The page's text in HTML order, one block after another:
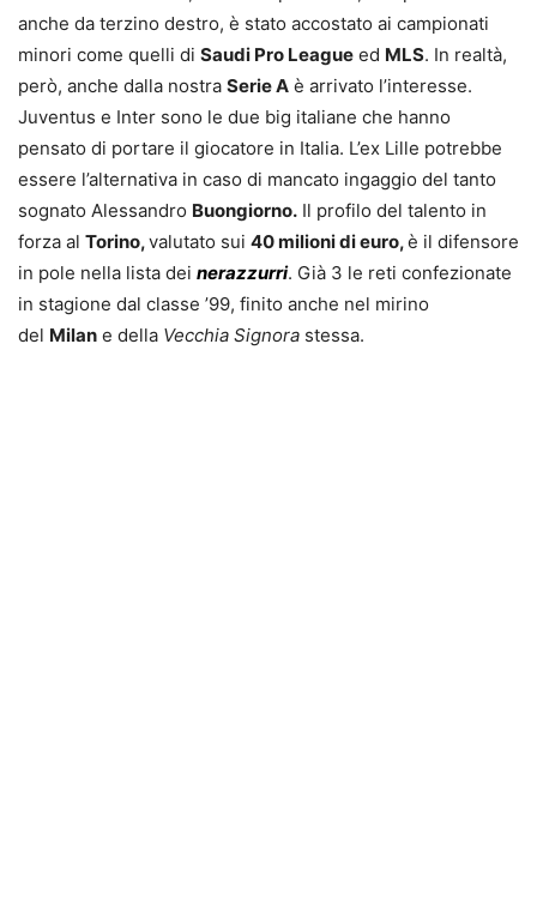
anche da terzino destro, è stato accostato ai campionati
minori come quelli di Saudi Pro League ed MLS. In realtà,
però, anche dalla nostra Serie A è arrivato l’interesse.
Juventus e Inter sono le due big italiane che hanno
pensato di portare il giocatore in Italia. L’ex Lille potrebbe
essere l’alternativa in caso di mancato ingaggio del tanto
sognato Alessandro Buongiorno. Il profilo del talento in
forza al Torino,valutato sui 40 milioni di euro,è il difensore
in pole nella lista dei nerazzurri. Già 3 le reti confezionate
in stagione dal classe ’99, finito anche nel mirino
del Milan e della Vecchia Signora stessa.